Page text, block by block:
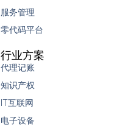
服务管理
零代码平台
行业方案
代理记账
知识产权
IT互联网
电子设备